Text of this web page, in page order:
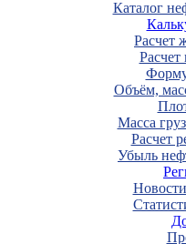
Каталог
Расчет
Расчет
Объём,
Масса
Расчет
Убыль